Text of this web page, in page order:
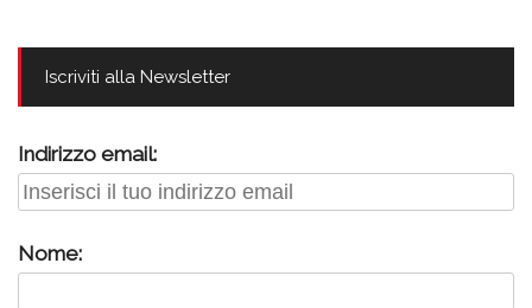
Iscriviti alla Newsletter
Indirizzo email:
Nome: